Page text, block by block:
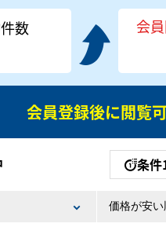
数 会
会員登録後に閲覧
条件